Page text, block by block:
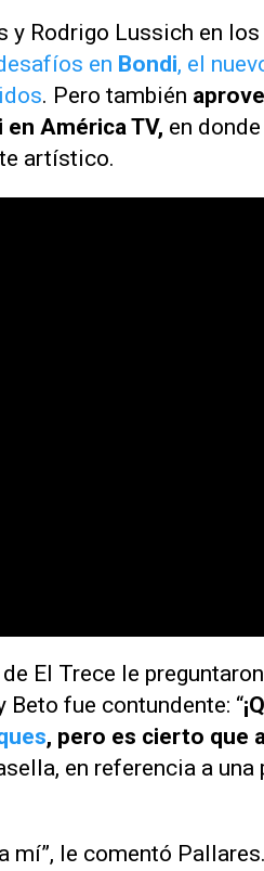
y Rodrigo Lussich en
en Bondi, el
. Pero también
en América TV, en
artístico.
El Trece le
Beto fue contundente: “
, pero es cierto que
en referencia a
mí”, le comentó